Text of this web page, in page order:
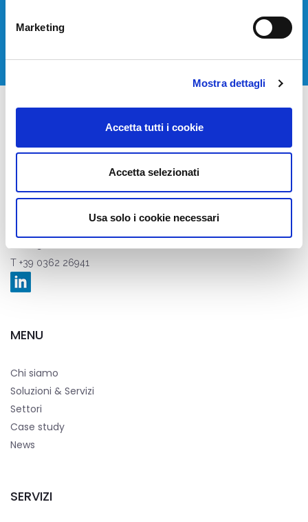
Marketing
Mostra dettagli
Accetta tutti i cookie
Accetta selezionati
Usa solo i cookie necessari
T +39 0362 26941
MENU
Chi siamo
Soluzioni & Servizi
Settori
Case study
News
SERVIZI